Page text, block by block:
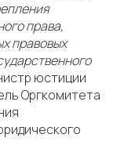
права,
правовых
юстиции
Оргкомитета